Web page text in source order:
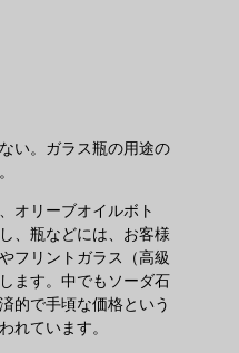
い。ガラス瓶の用途の
オリーブオイルボト
、瓶などには、お客様
フリントガラス（高級
ます。中でもソーダ石
的で手頃な価格という
れています。